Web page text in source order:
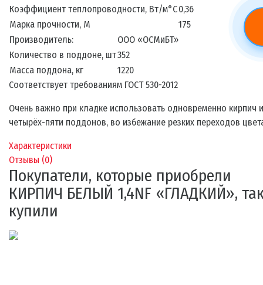
Коэффициент теплопроводности, Вт/м°С0,36
Марка прочности, М
175
Производитель:
ООО «ОСМиБТ»
Количество в поддоне, шт352
Масса поддона, кг
1220
Соответствует требованиям ГОСТ 530-2012
Очень важно при кладке использовать одновременно кирпич
четырёх-пяти поддонов, во избежание резких переходов
Характеристики
Отзывы (0)
Покупатели, которые приобрели
КИРПИЧ БЕЛЫЙ 1,4NF «ГЛАДКИЙ»,
купили